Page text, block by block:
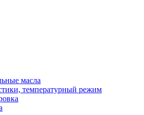
масла
температурный режим